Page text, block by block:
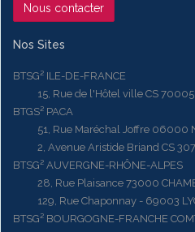
Nous contacter
Nos Sites
BTSG² ILE-DE-FRANCE
15, Rue de l'Hôtel ville CS 70005
BTGS² PACA
51, Rue Maréchal Joffre 06000
2, Avenue Aristide Briand CS
BTSG² AUVERGNE-RHÔNE-ALPES
28, Rue Plaisance 73000
129, Rue Chaponnay - 69003
BTSG² BOURGOGNE-FRANCHE